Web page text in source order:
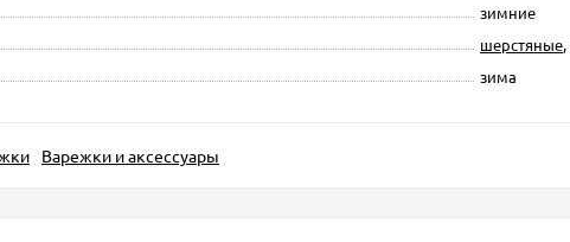
зимние
шерстяные,
зима
Варежки и аксессуары